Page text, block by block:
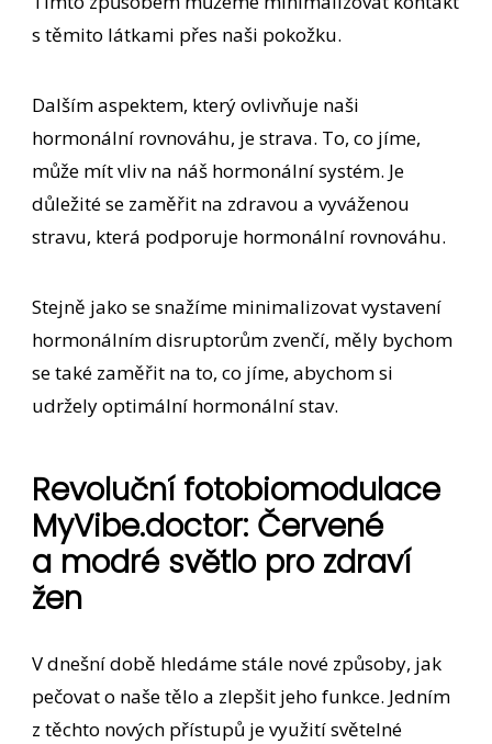
s těmito látkami přes naši pokožku.
Dalším aspektem, který ovlivňuje naši
hormonální rovnováhu, je strava. To, co jíme,
může mít vliv na náš hormonální systém. Je
důležité se zaměřit na zdravou a vyváženou
stravu, která podporuje hormonální rovnováhu.
Stejně jako se snažíme minimalizovat vystavení
hormonálním disruptorům zvenčí, měly bychom
se také zaměřit na to, co jíme, abychom si
udržely optimální hormonální stav.
Revoluční fotobiomodulace
MyVibe.doctor: Červené
a modré světlo pro zdraví
žen
V dnešní době hledáme stále nové způsoby, jak
pečovat o naše tělo a zlepšit jeho funkce. Jedním
z těchto nových přístupů je využití světelné